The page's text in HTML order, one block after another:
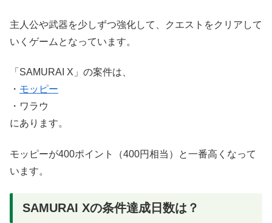
主人公や武器を少しずつ強化して、クエストをクリアして
いくゲームとなっています。
「SAMURAI X」の案件は、
・ モッピー
・ワラウ
にあります。
モッピーが400ポイント（400円相当）と一番高くなって
います。
SAMURAI Xの条件達成日数は？